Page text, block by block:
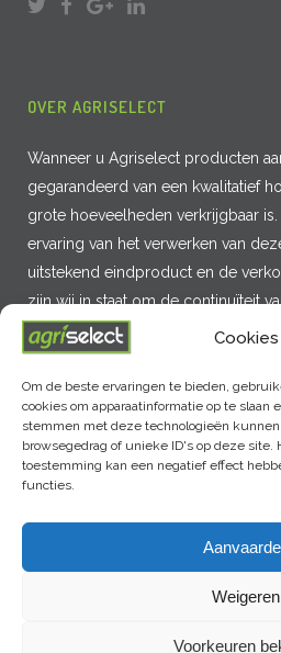
Cookies
Om de beste ervaringen te bieden,
cookies om apparaatinformatie op te slaan
stemmen met deze technologieën
browsegedrag of unieke ID's op deze site.
toestemming kan een negatief effect
functies.
Weigeren
Voorkeuren
OVER AGRISELECT
Wanneer u Agriselect producten
gegarandeerd van een kwalitatief
grote hoeveelheden verkrijgbaar
ervaring van het verwerken van
uitstekend eindproduct en de
zijn wij in staat om de continuïteit
garanderen.
MENU
LAATSTE NIEUWS